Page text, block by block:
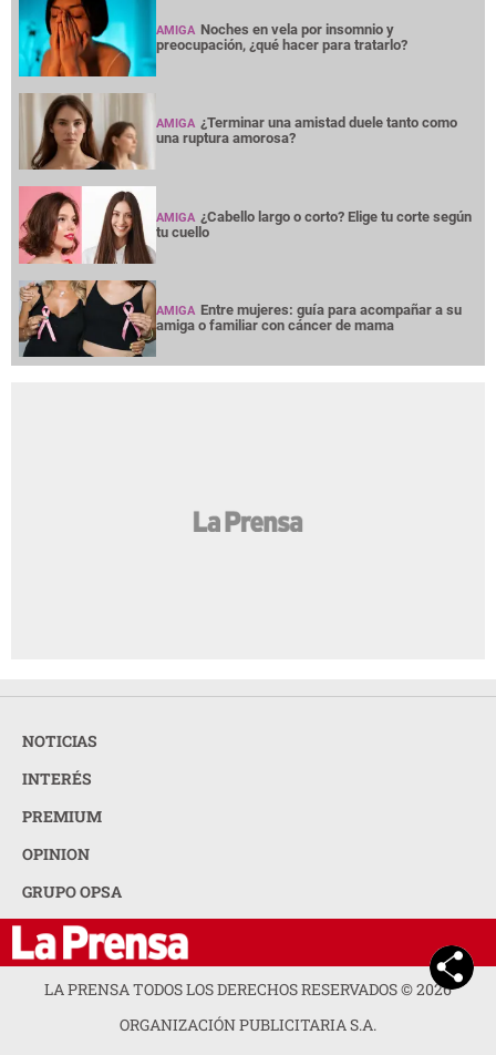
AMIGA Noches en vela por insomnio y
preocupación, ¿qué hacer para tratarlo?
AMIGA ¿Terminar una amistad duele tanto como
una ruptura amorosa?
AMIGA ¿Cabello largo o corto? Elige tu corte según
tu cuello
AMIGA Entre mujeres: guía para acompañar a su
amiga o familiar con cáncer de mama
NOTICIAS
INTERÉS
PREMIUM
OPINION
GRUPO OPSA
LA PRENSA TODOS LOS DERECHOS RESERVADOS ©2026
ORGANIZACIÓN PUBLICITARIA S.A.